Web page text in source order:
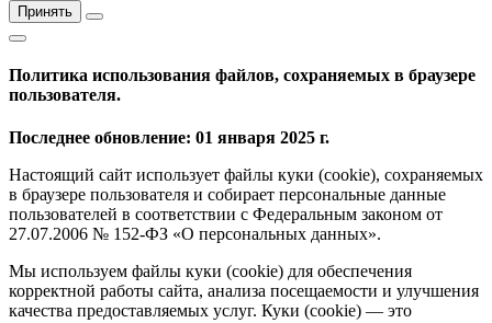
Принять
Политика использования файлов, сохраняемых в браузере
пользователя.
Последнее обновление: 01 января 2025 г.
Настоящий сайт использует файлы куки (cookie), сохраняемых
в браузере пользователя и собирает персональные данные
пользователей в соответствии с Федеральным законом от
27.07.2006 № 152-ФЗ «О персональных данных».
Мы используем файлы куки (cookie) для обеспечения
корректной работы сайта, анализа посещаемости и улучшения
качества предоставляемых услуг. Куки (cookie) — это